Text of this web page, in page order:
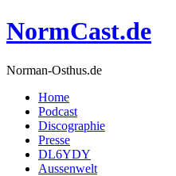
NormCast.de
Norman-Osthus.de
Home
Podcast
Discographie
Presse
DL6YDY
Aussenwelt